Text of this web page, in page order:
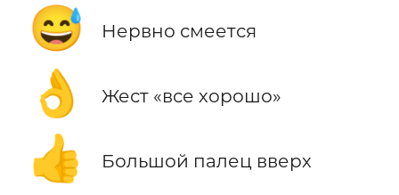
😅 Нервно смеется
👌 Жест «все хорошо»
👍 Большой палец вверх